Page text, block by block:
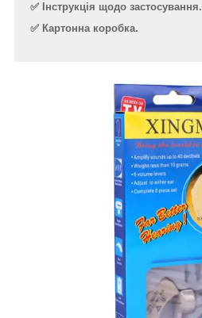
✅ Інструкція щодо застосування.
✅ Картонна коробка.